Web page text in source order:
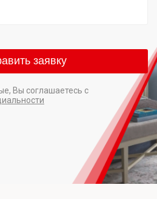
Вы соглашаетесь с